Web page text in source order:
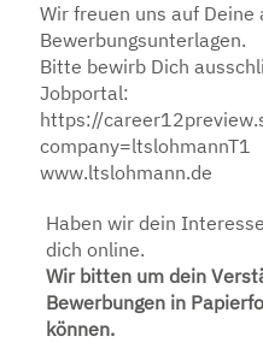
Wir freuen uns auf Deine
Bewerbungsunterlagen.
Bitte bewirb Dich
Jobportal:
https://
company=ltslohmannT1
www.ltslohmann.de
Haben wir dein
dich online.
Wir bitten um dein
Bewerbungen in
können.